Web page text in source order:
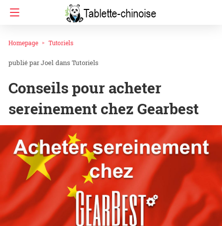
Homepage Tutoriels
Joel dans Tutoriels
Conseils pour acheter
sereinement chez Gearbest